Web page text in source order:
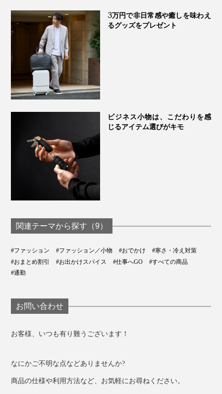
手袋の生産が130年近く続いている“手袋のまち”、東かがわ市
3万円で非日常感や癒しを味わえ
るグッズをプレゼント
ビジネス小物は、こだわりを感
じるアイテム選びがキモ
関連テーマから探す（9）
#ファッション #ファッション／小物 #おでかけ
#寒さ・冷え対策
#おまとめ割引
#お出かけスパイス #仕事へGO
#すべての商品
#通勤
お問い合わせ
お客様、いつも有り難うございます！
なにかご不明な点などありませんか?
商品の仕様や利用方法など、お気軽にお尋ねください。